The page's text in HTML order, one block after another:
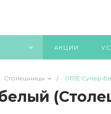
АКЦИИ
Столешницы / 017/Е Супер